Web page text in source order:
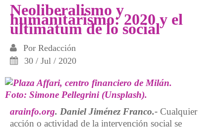
Neoliberalismo y
humanitarismo: 2020 y el
ultimátum de lo social
Por Redacción
30 / Jul / 2020
arainfo.org. Daniel Jiménez Franco.- Cualquier
acción o actividad de la intervención social se